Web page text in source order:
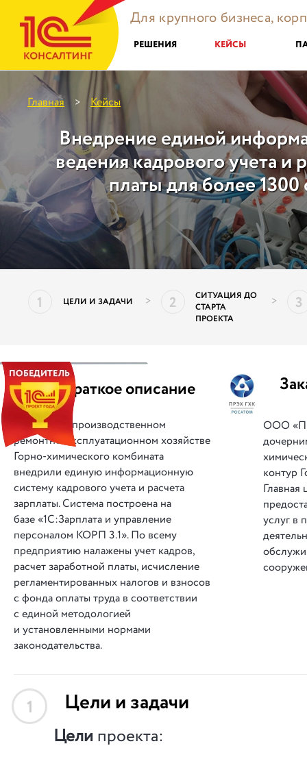
Для крупного бизнеса,
РЕШЕНИЯ КЕЙСЫ
Главная > Кейсы
Внедрение единой
ведения кадрового учета и
платы для более 1300
1 ЦЕЛИ И ЗАДАЧИ > 2
СИТУАЦИЯ ДО
СТАРТА
ПРОЕКТА
> 3
|| Краткое описание
В производственном
ремонтно-эксплуатационном хозяйстве
Горно-химического комбината
внедрили единую информационную
систему кадрового учета и расчета
зарплаты. Система построена на
базе «1С:Зарплата и управление
персоналом КОРП 3.1». По всему
предприятию налажены учет кадров,
расчет заработной платы, исчисление
регламентированных налогов и взносов
с фонда оплаты труда в соответствии
с единой методологией
и установленными нормами
законодательства.
ООО
контур
услуг в
1 Цели и задачи
Цели проекта: